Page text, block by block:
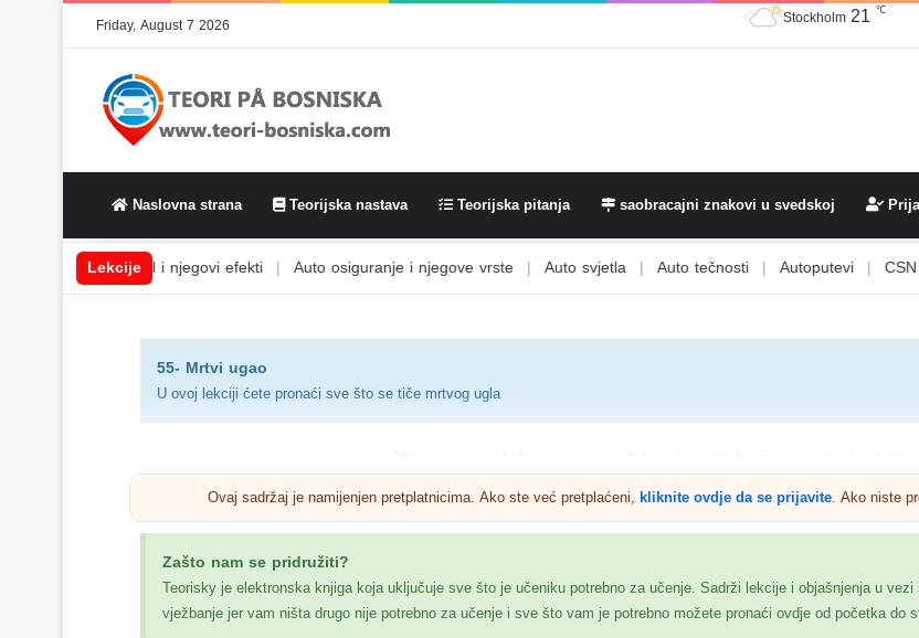
Friday, August 7 2026 Stockholm21 ℃
Naslovna strana Teorijska nastava Teorijska pitanja saobracajni znakovi u svedskoj
Lekcije
Alkohol i njegovi efekti | Auto osiguranje i njegove vrste | Auto svjetla | Auto tečnosti | Autoputevi | CSN kredit
55- Mrtvi ugao
U ovoj lekciji ćete pronaći sve što se tiče mrtvog ugla
Mrtvi ugao se mora pogledati kako bi se izbjegla opasnost ili ozbiljan sudar Mrtvi ugao
Prilikom skretanja
Prilikom izlaska iz kružnih tokova
Na parkingu
Ovaj sadržaj je namijenjen pretplatnicima. Ako ste već pretplaćeni, kliknite ovdje da se prijavite. Ako niste
Zašto nam se pridružiti?
Teorisky je elektronska knjiga koja uključuje sve što je učeniku potrebno za učenje. Sadrži lekcije i objašnjenja u
vježbanje jer vam ništa drugo nije potrebno za učenje i sve što vam je potrebno možete pronaći ovdje od početka do